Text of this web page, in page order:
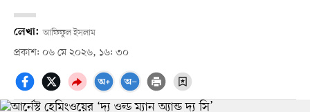
লেখা: আফিফুল ইসলাম
প্রকাশ: ০৬ মে ২০২৬, ১৬: ৩০